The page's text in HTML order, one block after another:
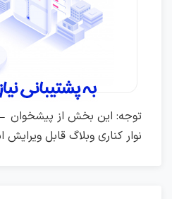
توجه: این بخش از پیشخوان
نوار کناری وبلاگ قابل